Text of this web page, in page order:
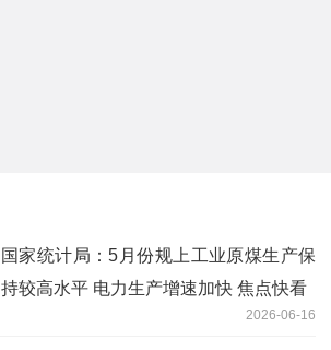
国家统计局：5月份规上工业原煤生产保
持较高水平 电力生产增速加快 焦点快看
2026-06-16